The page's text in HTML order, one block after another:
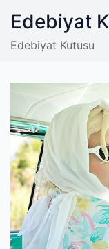
content
Edebiyat
Edebiyat Kutusu